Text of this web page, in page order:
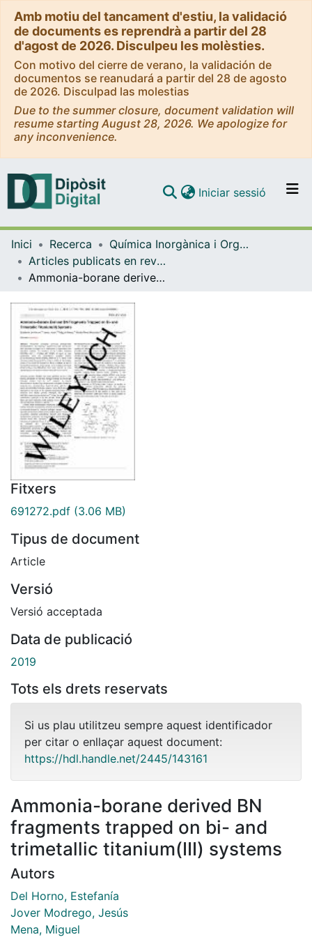
Amb motiu del tancament d'estiu, la validació
de documents es reprendrà a partir del 28
d'agost de 2026. Disculpeu les molèsties.
Con motivo del cierre de verano, la validación de
documentos se reanudará a partir del 28 de agosto
de 2026. Disculpad las molestias
Due to the summer closure, document validation will
resume starting August 28, 2026. We apologize for
any inconvenience.
Navega per tot el DD
Iniciar sessió (current)
Inici Recerca
Química Inorgànica i Orgànica
Articles publicats en revistes (Química Inorgànica i Orgànica)
Ammonia-borane derived BN fragments trapped on bi- and trimetallic titanium(III) systems
Fitxers
691272.pdf (3.06 MB)
Tipus de document
Article
Versió
Versió acceptada
Data de publicació
2019
Tots els drets reservats
Si us plau utilitzeu sempre aquest identificador
per citar o enllaçar aquest document:
https://hdl.handle.net/2445/143161
Ammonia-borane derived BN
fragments trapped on bi- and
trimetallic titanium(III) systems
Autors
Del Horno, Estefanía
Jover Modrego, Jesús
Mena, Miguel